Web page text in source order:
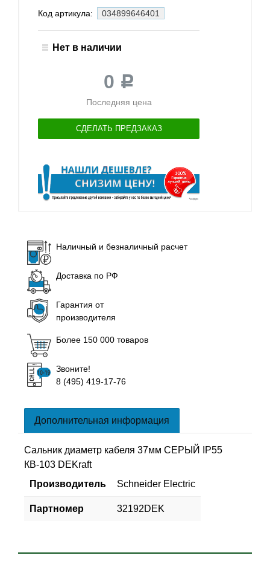
Код артикула: 034899646401
Нет в наличии
0 Р
Последняя цена
СДЕЛАТЬ ПРЕДЗАКАЗ
Наличный и безналичный расчет
Доставка по РФ
Гарантия от
производителя
Более 150 000 товаров
Звоните!
8 (495) 419-17-76
Дополнительная информация
Cальник диаметр кабеля 37мм СЕРЫЙ IP55
КВ-103 DEKraft
Производитель
Schneider Electric
Партномер 32192DEK